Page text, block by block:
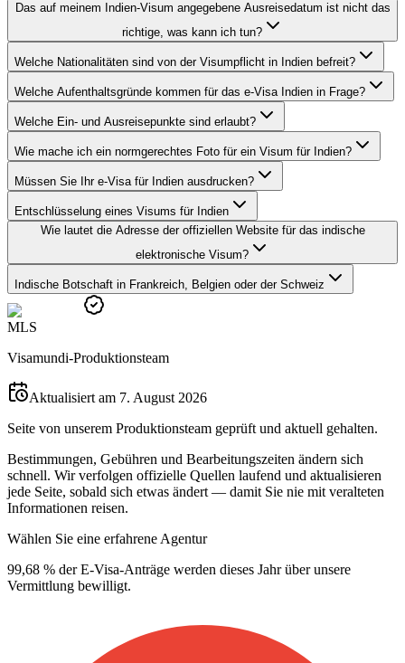
Das auf meinem Indien-Visum angegebene Ausreisedatum ist nicht das
richtige, was kann ich tun?
Welche Nationalitäten sind von der Visumpflicht in Indien befreit?
Welche Aufenthaltsgründe kommen für das e-Visa Indien in Frage?
Welche Ein- und Ausreisepunkte sind erlaubt?
Wie mache ich ein normgerechtes Foto für ein Visum für Indien?
Müssen Sie Ihr e-Visa für Indien ausdrucken?
Entschlüsselung eines Visums für Indien
Wie lautet die Adresse der offiziellen Website für das indische
elektronische Visum?
Indische Botschaft in Frankreich, Belgien oder der Schweiz
MLS
Visamundi-Produktionsteam
Aktualisiert am 7. August 2026
Seite von unserem Produktionsteam geprüft und aktuell gehalten.
Bestimmungen, Gebühren und Bearbeitungszeiten ändern sich
schnell. Wir verfolgen offizielle Quellen laufend und aktualisieren
jede Seite, sobald sich etwas ändert — damit Sie nie mit veralteten
Informationen reisen.
Wählen Sie eine erfahrene Agentur
99,68 % der E-Visa-Anträge werden dieses Jahr über unsere
Vermittlung bewilligt.